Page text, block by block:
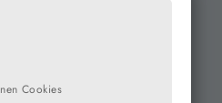
Cookies